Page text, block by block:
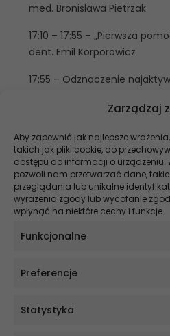
Zarządzaj
Aby zapewnić jak najlepsze
takich jak pliki cookie, do
dostępu do informacji o
pozwoli nam przetwarzać dane,
przeglądania lub unikalne
wyrażenia zgody lub wycofanie
wpłynąć na niektóre cechy i funkcje.
Funkcjonalne
Preferencje
Statystyka
med. Bronisława Pietrzak
17:10 – 17:55 – „Pierwsza
dent. Emil Korporowicz
17:55 – Odznaczenie
Stomatologia NEWS
w stomatologii
Ekonomia i ergonomia w
systemy MIS są optymalnym
Czy szczoteczka soniczna sprawdzi